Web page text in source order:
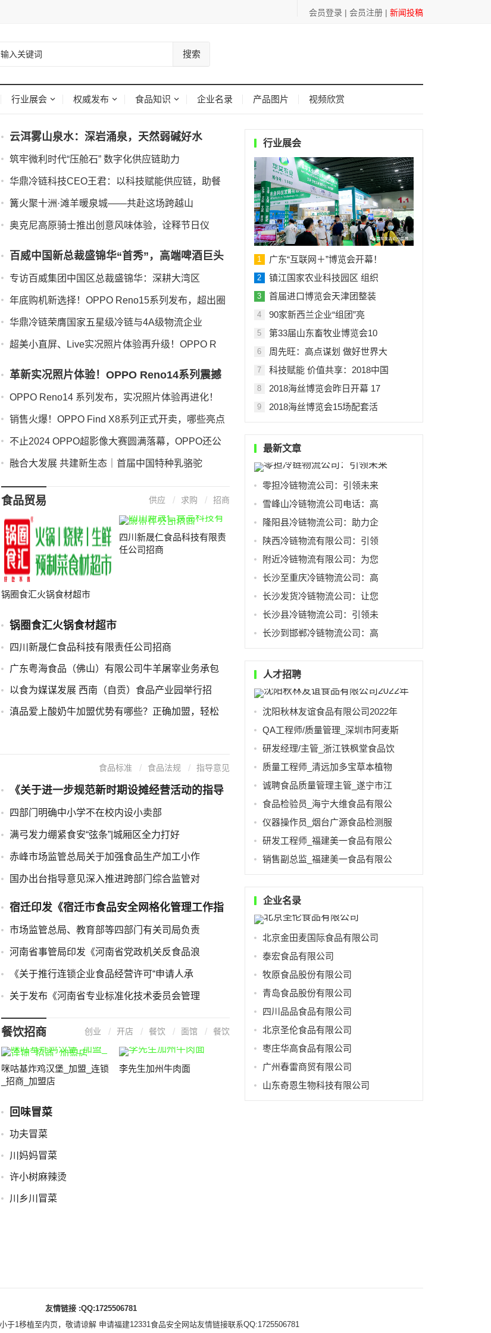
会员登录 | 会员注册| 新闻投稿
搜索
行业展会 权威发布 食品知识 企业名录 产品图片 视频欣赏
云洱雾山泉水：深岩涌泉，天然弱碱好水
筑牢微利时代“压舱石” 数字化供应链助力
华鼎冷链科技CEO王君：以科技赋能供应链，助餐
篝火聚十洲·滩羊暖泉城——共赴这场跨越山
奥克尼高原骑士推出创意风味体验，诠释节日仪
百威中国新总裁盛锦华“首秀”，高端啤酒巨头
专访百威集团中国区总裁盛锦华：深耕大湾区
年底购机新选择！OPPO Reno15系列发布，超出圈
华鼎冷链荣膺国家五星级冷链与4A级物流企业
超美小直屏、Live实况照片体验再升级！OPPO R
革新实况照片体验！OPPO Reno14系列震撼
发布
OPPO Reno14 系列发布，实况照片体验再进化！
销售火爆！OPPO Find X8系列正式开卖，哪些亮点
不止2024 OPPO超影像大赛圆满落幕，OPPO还公
融合大发展 共建新生态｜首届中国特种乳骆驼
食品贸易 供应 求购 招商
锅圈食汇火锅食材超市
四川新晟仁食品科技有限责
任公司招商
锅圈食汇火锅食材超市
四川新晟仁食品科技有限责任公司招商
广东粤海食品（佛山）有限公司牛羊屠宰业务承包
以食为媒谋发展 西南（自贡）食品产业园举行招
滇品爱上酸奶牛加盟优势有哪些？正确加盟，轻松
食品标准 食品法规 指导意见
《关于进一步规范新时期设摊经营活动的指导
四部门明确中小学不在校内设小卖部
满弓发力绷紧食安“弦条”|城厢区全力打好
赤峰市场监管总局关于加强食品生产加工小作
国办出台指导意见深入推进跨部门综合监管对
宿迁印发《宿迁市食品安全网格化管理工作指
市场监管总局、教育部等四部门有关司局负责
河南省事管局印发《河南省党政机关反食品浪
《关于推行连锁企业食品经营许可“申请人承
关于发布《河南省专业标准化技术委员会管理
餐饮招商 创业 开店 餐饮 面馆 餐饮
咪咕基炸鸡汉堡_加盟_连锁
_招商_加盟店
李先生加州牛肉面
回味冒菜
功夫冒菜
川妈妈冒菜
许小树麻辣烫
川乡川冒菜
行业展会
1 广东“互联网＋”博览会开幕！
2 镇江国家农业科技园区 组织
3 首届进口博览会天津团整装
4 90家新西兰企业“组团”亮
5 第33届山东畜牧业博览会10
6 周先旺：高点谋划 做好世界大
7 科技赋能 价值共享：2018中国
8 2018海丝博览会昨日开幕 17
9 2018海丝博览会15场配套活
最新文章
零担冷链物流公司：引领未来
雪峰山冷链物流公司电话：高
隆阳县冷链物流公司：助力企
陕西冷链物流有限公司：引领
附近冷链物流有限公司：为您
长沙至重庆冷链物流公司：高
长沙发货冷链物流公司：让您
长沙县冷链物流公司：引领未
长沙到邯郸冷链物流公司：高
人才招聘
沈阳秋林友谊食品有限公司2022年
QA工程师/质量管理_深圳市阿麦斯
研发经理/主管_浙江铁枫堂食品饮
质量工程师_清远加多宝草本植物
诚聘食品质量管理主管_遂宁市江
食品检验员_海宁大维食品有限公
仪器操作员_烟台广源食品检测服
研发工程师_福建美一食品有限公
销售副总监_福建美一食品有限公
企业名录
北京金田麦国际食品有限公司
泰宏食品有限公司
牧原食品股份有限公司
青岛食品股份有限公司
四川品品食品有限公司
北京圣伦食品有限公司
枣庄华高食品有限公司
广州春雷商贸有限公司
山东奇恩生物科技有限公司
友情链接 :QQ:1725506781
于1移植至内页，敬请谅解 申请福建12331食品安全网站友情链接联系QQ:1725506781